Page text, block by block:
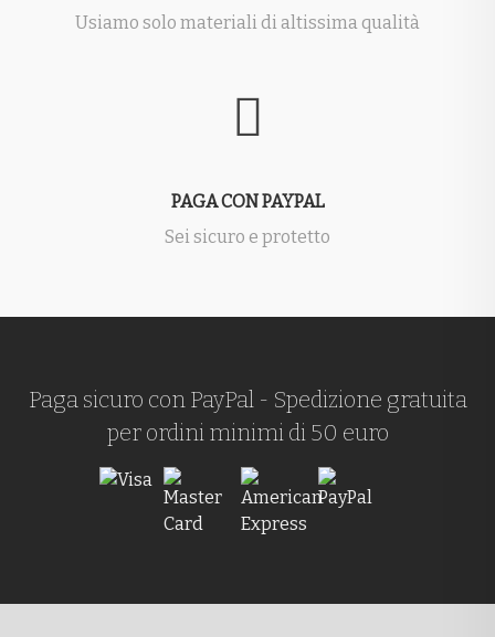
Usiamo solo materiali di altissima qualità
PAGA CON PAYPAL
Sei sicuro e protetto
Paga sicuro con PayPal - Spedizione gratuita
per ordini minimi di 50 euro